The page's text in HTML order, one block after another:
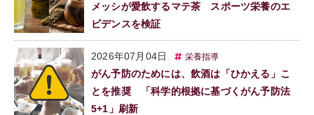
メッシが愛飲するマテ茶 スポーツ栄養のエ
ビデンスを検証
2026年07月04日 栄養指導
がん予防のためには、飲酒は「ひかえる」こ
とを推奨 「科学的根拠に基づくがん予防法
5+1」刷新